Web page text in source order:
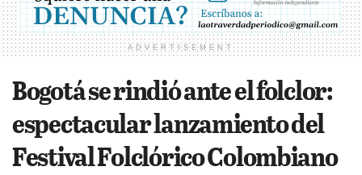
ADVERTISEMENT
Bogotá se rindió ante el folclor:
espectacular lanzamiento del
Festival Folclórico Colombiano